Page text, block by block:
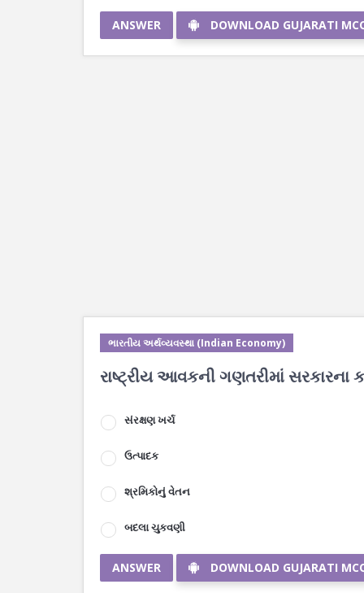
ANSWER DOWNLOAD GUJARATI
ભારતીય અર્થવ્યવસ્થા (Indian Economy)
રાષ્ટ્રીય આવકની ગણતરીમાં સરકારના
સંરક્ષણ ખર્ચ
ઉત્પાદક
શ્રમિકોનું વેતન
બદલા ચુકવણી
ANSWER DOWNLOAD GUJARATI